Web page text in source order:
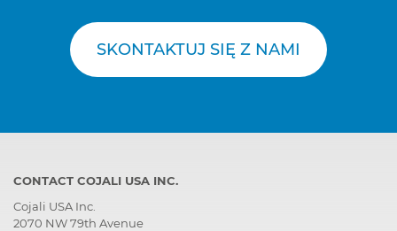
SKONTAKTUJ SIĘ Z NAMI
CONTACT COJALI USA INC.
Cojali USA Inc.
2070 NW 79th Avenue